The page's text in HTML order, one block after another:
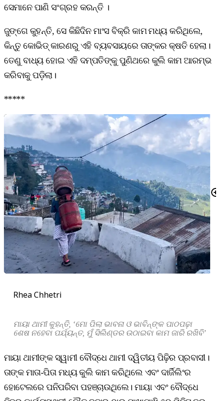
ସେମାନେ ପାଣି ସଂଗ୍ରହ କରନ୍ତି ।
ଜୁଙ୍ଗେ କୁହନ୍ତି, ସେ କିଛିଦିନ ମାଂସ ବିକ୍ରି କାମ ମଧ୍ୟ କରିଥିଲେ,
କିନ୍ତୁ କୋଭିଡ୍‌ କାରଣରୁ ଏହି ବ୍ୟବସାୟରେ ତାଙ୍କର କ୍ଷତି ହେଲା।
ତେଣୁ ବାଧ୍ୟ ହୋଇ ଏହି ଦମ୍ପତିଙ୍କୁ ପୁଣିଥରେ କୁଲି କାମ ଆରମ୍ଭ
କରିବାକୁ ପଡ଼ିଲା।
*****
Rhea Chhetri
ମାୟା ଥାମୀ କୁହନ୍ତି, ‘ମୋ ପିଲା ଭାବନା ଓ ଭାବିନ୍‌ଙ୍କ ପାଠପଢ଼ା
ଶେଷ ନହେବା ପର୍ଯ୍ୟନ୍ତ, ମୁଁ ସିଲିଣ୍ଡର ଉଠାଇବା କାମ ଜାରି ରଖିବି’
ମାୟା ଥାମୀଙ୍କ ସ୍ୱାମୀ ବୌଦ୍ଧେ ଥାମୀ ଦ୍ୱିତୀୟ ପିଢ଼ିର ପ୍ରବାସୀ।
ତାଙ୍କ ମାତା-ପିତା ମଧ୍ୟ କୁଲି କାମ କରିଥିଲେ ଏବଂ ଦାର୍ଜିଲିଂର
ହୋଟେଲରେ ପନିପରିବା ପହଞ୍ଚାଉଥିଲେ। ମାୟା ଏବଂ ବୌଦ୍ଧେ